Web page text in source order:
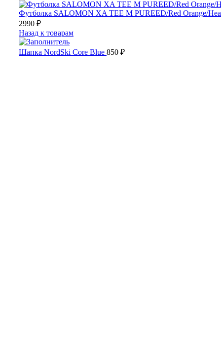
Футболка SALOMON XA TEE M PUREED/Red Orange/
2990 ₽
Назад к товарам
Шапка NordSki Core Blue 850 ₽